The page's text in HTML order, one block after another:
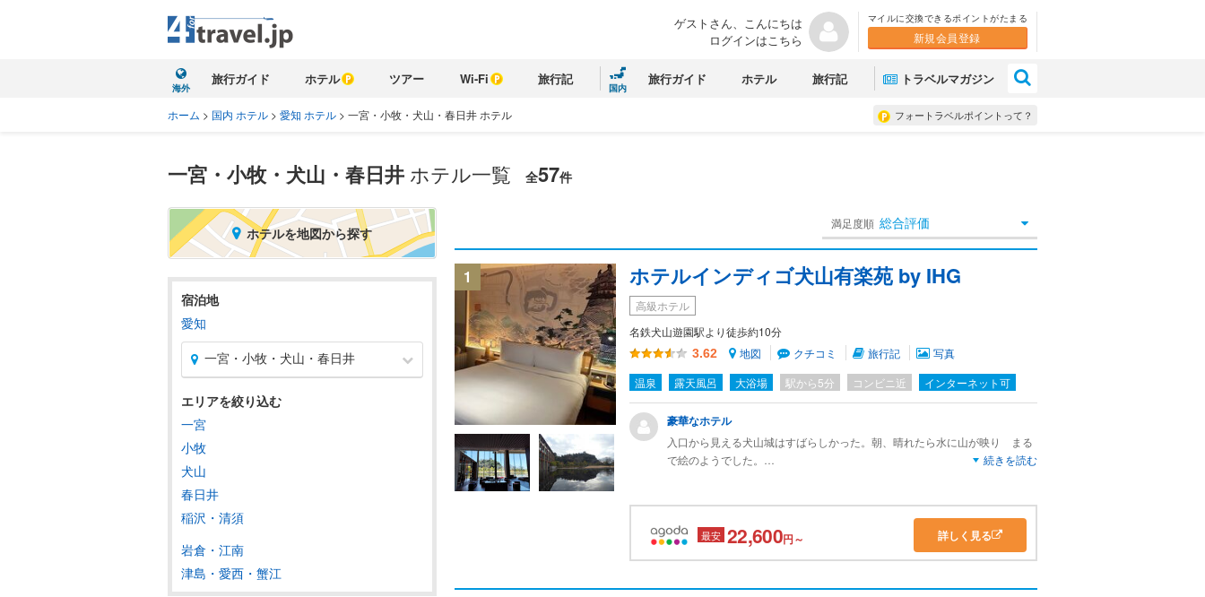
ゲストさん、こんにちは
ログインはこちら
マイルに交換できるポイントがたまる
新規会員登録
海外
旅行ガイド ホテル ツアー Wi-Fi 旅行記
国内
旅行ガイド ホテル 旅行記 トラベルマガジン
フォートラベルポイントって？
ホーム > 国内 ホテル > 愛知 ホテル > 一宮・小牧・犬山・春日井 ホテル
一宮・小牧・犬山・春日井 ホテル一覧 全57件
満足度順 総合評価
1 ホテルインディゴ犬山有楽苑 by IHG
高級ホテル
名鉄犬山遊園駅より徒歩約10分
3.62 地図 クチコミ 旅行記
写真
温泉
露天風呂 大浴場 駅から5分 コンビニ近 インターネット可
豪華なホテル
入口から見える犬山城はすばらしかった。朝、晴れたら水に山が映り まる
で絵のようでした。
続きを読む
最安 22,600円～ 詳しく見る
ホテルを地図から探す
宿泊地
愛知
一宮・小牧・犬山・春日井
北海道
東北
関東
甲信越
東海
エリアを絞り込む
一宮
小牧
犬山
春日井
稲沢・清須
岩倉・江南
津島・愛西・蟹江